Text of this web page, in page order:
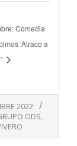
Comedia
‘Atraco a
2022
ODS,